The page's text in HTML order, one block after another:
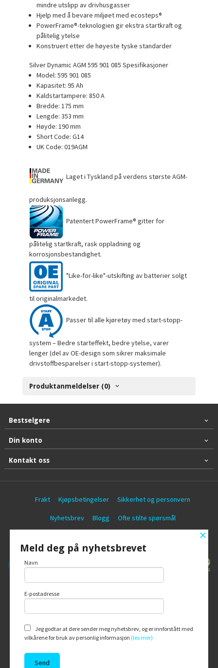
mindre utslipp av drivhusgasser
Hjelp med å bevare miljøet med ecosteps®
PowerFrame®-teknologien gir ekstra startkraft og
pålitelig ytelse
Konstruert etter de høyeste tyske standarder
Silver Dynamic AGM 595 901 085 Spesifikasjoner
Model: 595 901 085
Kapasitet: 95 Ah
Kaldstartampere: 850 A
Bredde: 175 mm
Lengde: 353 mm
Høyde: 190 mm
Short Code: G14
UK Code: 019AGM
Laget i Tyskland på verdens største AGM-
produksjonsanlegg.
Patentert PowerFrame® gitter for
pålitelig startkraft, rask oppladning og
korrosjonsbestandighet.
"Like-for-like"-utskifting av batterier solgt
til originalmarkedet.
Passer til alle kjøretøy med start-stopp-
system – Bedre starteffekt, bedre ytelse, varer
lenger (del av OE-design som sikrer maksimale
drivstoffbesparelser i start-stopp-systemer).
Produktanmeldelser (0)
Bestselgere
Din konto
Kontakt oss
Frakt Kjøpsbetingelser Sikkerhet og personvern
Nyhetsbrev Blogg Ofte stilte spørsmål
Vår nettbutikk bruker cookies slik at du
hovedsaklig til å lagre
innloggingsdetaljer og huske hva du
bruke siden som normalt om du godtar
×
Meld deg på nyhetsbrevet
Navn
E-postadresse
Jeg godtar at dere sender meg nyhetsbrev, og er innforstått med
vilkårene for bruk av personlig informasjon (les mer)